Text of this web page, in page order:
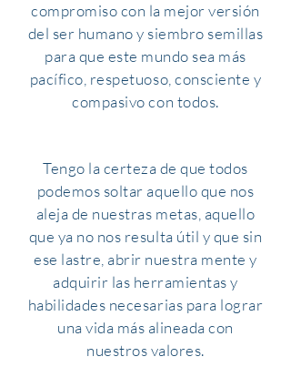
compromiso con la mejor versión
del ser humano y siembro semillas
para que este mundo sea más
pacífico, respetuoso, consciente y
compasivo con todos.
Tengo la certeza de que todos
podemos soltar aquello que nos
aleja de nuestras metas, aquello
que ya no nos resulta útil y que sin
ese lastre, abrir nuestra mente y
adquirir las herramientas y
habilidades necesarias para lograr
una vida más alineada con
nuestros valores.